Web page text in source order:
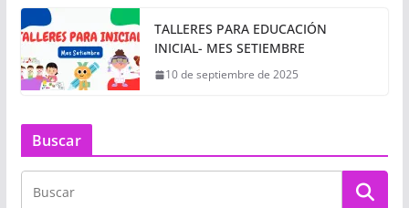
TALLERES PARA EDUCACIÓN
INICIAL- MES SETIEMBRE
10 de septiembre de 2025
Buscar